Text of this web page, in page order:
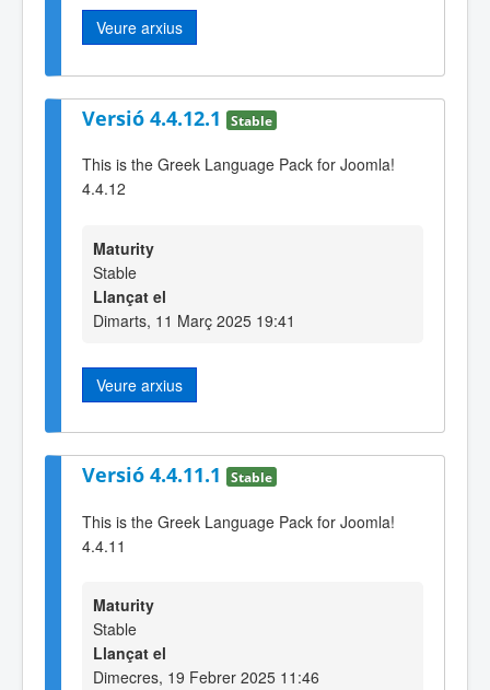
Veure arxius
Versió 4.4.12.1 Stable
This is the Greek Language Pack for Joomla!
4.4.12
Maturity
Stable
Llançat el
Dimarts, 11 Març 2025 19:41
Veure arxius
Versió 4.4.11.1 Stable
This is the Greek Language Pack for Joomla!
4.4.11
Maturity
Stable
Llançat el
Dimecres, 19 Febrer 2025 11:46